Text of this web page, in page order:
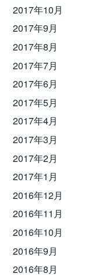
2017年10月
2017年9月
2017年8月
2017年7月
2017年6月
2017年5月
2017年4月
2017年3月
2017年2月
2017年1月
2016年12月
2016年11月
2016年10月
2016年9月
2016年8月